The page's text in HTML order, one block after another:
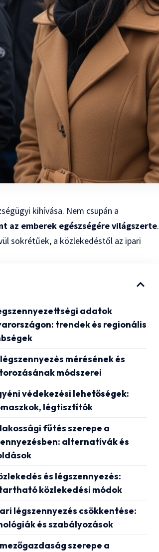
kihívása. Nem csupán a
az emberek egészségére világszerte.
sokrétűek, a közlekedéstől az ipari
adatok
trendek és regionális
mérésének és
módszerei
védekezési lehetőségek:
légtisztítók
fűtés szerepe a
alternatívák és
és légszennyezés:
közlekedési módok
légszennyezés csökkentése:
és szabályozások
szerepe a